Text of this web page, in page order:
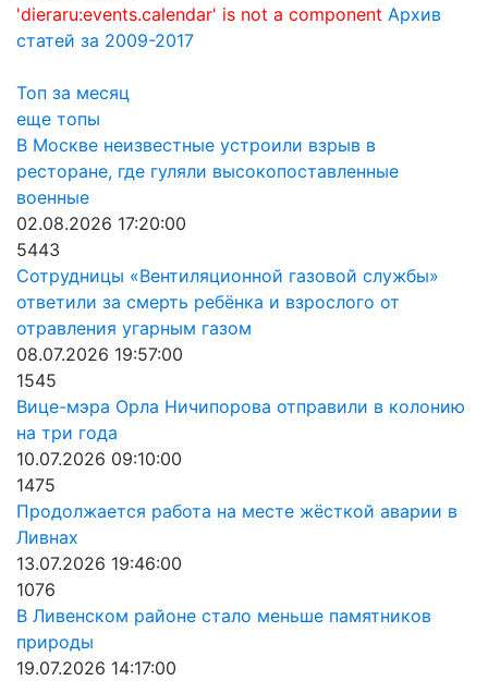
'dieraru:events.calendar' is not a component Архив
статей за 2009-2017
Топ за месяц
еще топы
В Москве неизвестные устроили взрыв в
ресторане, где гуляли высокопоставленные
военные
02.08.2026 17:20:00
5443
Сотрудницы «Вентиляционной газовой службы»
ответили за смерть ребёнка и взрослого от
отравления угарным газом
08.07.2026 19:57:00
1545
Вице-мэра Орла Ничипорова отправили в колонию
на три года
10.07.2026 09:10:00
1475
Продолжается работа на месте жёсткой аварии в
Ливнах
13.07.2026 19:46:00
1076
В Ливенском районе стало меньше памятников
природы
19.07.2026 14:17:00